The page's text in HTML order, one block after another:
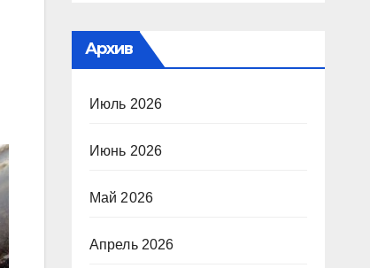
Архив
Июль 2026
Июнь 2026
Май 2026
Апрель 2026